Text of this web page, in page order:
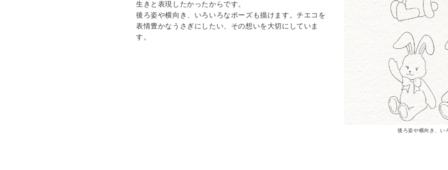
生きと表現したかったからです。
後ろ姿や横向き、いろいろなポーズも描けます。チエコを
表情豊かなうさぎにしたい、その想いを大切にしていま
す。
後ろ姿や横向き、い